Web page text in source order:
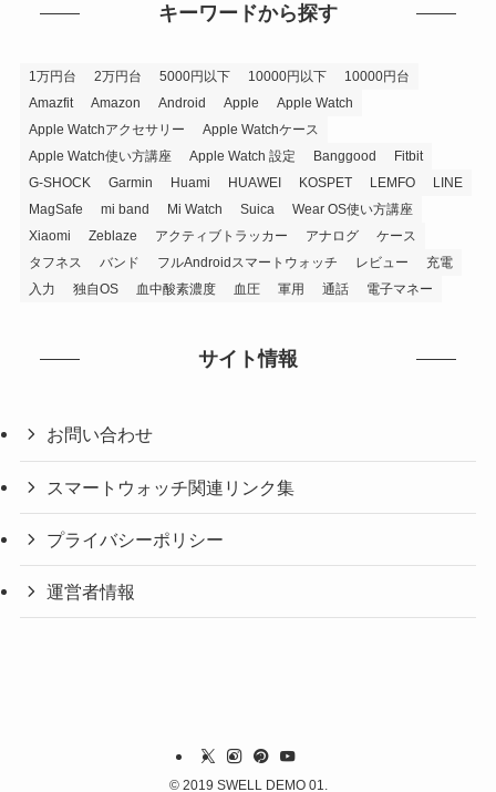
キーワードから探す
1万円台 2万円台 5000円以下 10000円以下
10000円台
Amazfit
Amazon Android Apple
Apple Watch
Apple Watchアクセサリー
Apple Watchケース
Apple Watch使い方講座
Apple Watch 設定 Banggood
Fitbit
G-SHOCK
Garmin Huami HUAWEI KOSPET LEMFO
LINE
MagSafe
mi band Mi Watch Suica
Wear OS使い方講座
Xiaomi
Zeblaze アクティブトラッカー アナログ
ケース
タフネス
バンド フルAndroidスマートウォッチ レビュー
充電
入力
独自OS 血中酸素濃度 血圧 軍用 通話 電子マネー
サイト情報
お問い合わせ
スマートウォッチ関連リンク集
プライバシーポリシー
運営者情報
©2019 SWELL DEMO 01.